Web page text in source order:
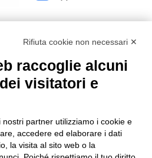
gestione e controllo – D. lgs.
231/2001
vendita DKC Power Solutions
generali di acquisto
Rifiuta cookie non necessari ✕
raccoglie alcuni
visitatori e
partner utilizziamo i cookie e
accedere ed elaborare i dati
la visita al sito web o la